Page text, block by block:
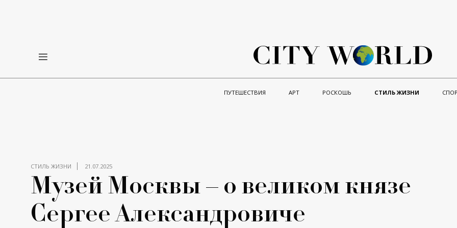
ПУТЕШЕСТВИЯ АРТ РОСКОШЬ СТИЛЬ ЖИЗНИ
СТИЛЬ ЖИЗНИ 21.07.2025
Музей Москвы – о великом князе
Сергее Александровиче